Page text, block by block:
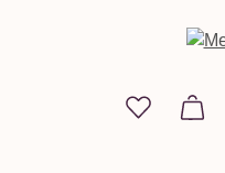
You